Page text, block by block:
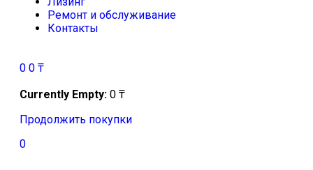
Ремонт и обслуживание
Контакты
0 0 ₸
Currently Empty: 0 ₸
Продолжить покупки
0